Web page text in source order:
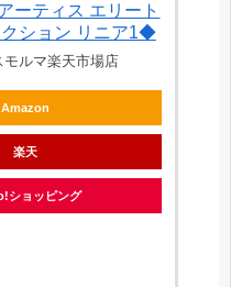
ーティス エリート
クション リニア1◆
モルマ楽天市場店
Amazon
楽天
ショッピング